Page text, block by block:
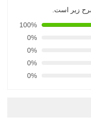
زیر است.
100%
0%
0%
0%
0%